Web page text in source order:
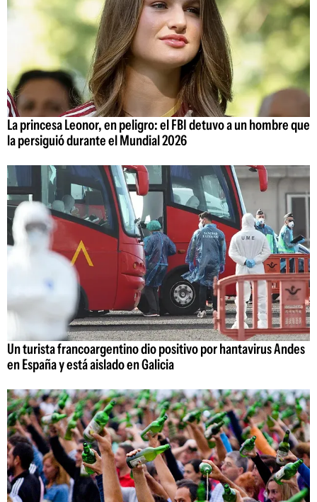
La princesa Leonor, en peligro: el FBI detuvo a un hombre que
la persiguió durante el Mundial 2026
Un turista francoargentino dio positivo por hantavirus Andes
en España y está aislado en Galicia